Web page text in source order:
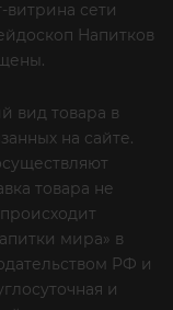
сети
Напитков
вид товара в
на сайте.
товара не
мира» в
РФ и
и